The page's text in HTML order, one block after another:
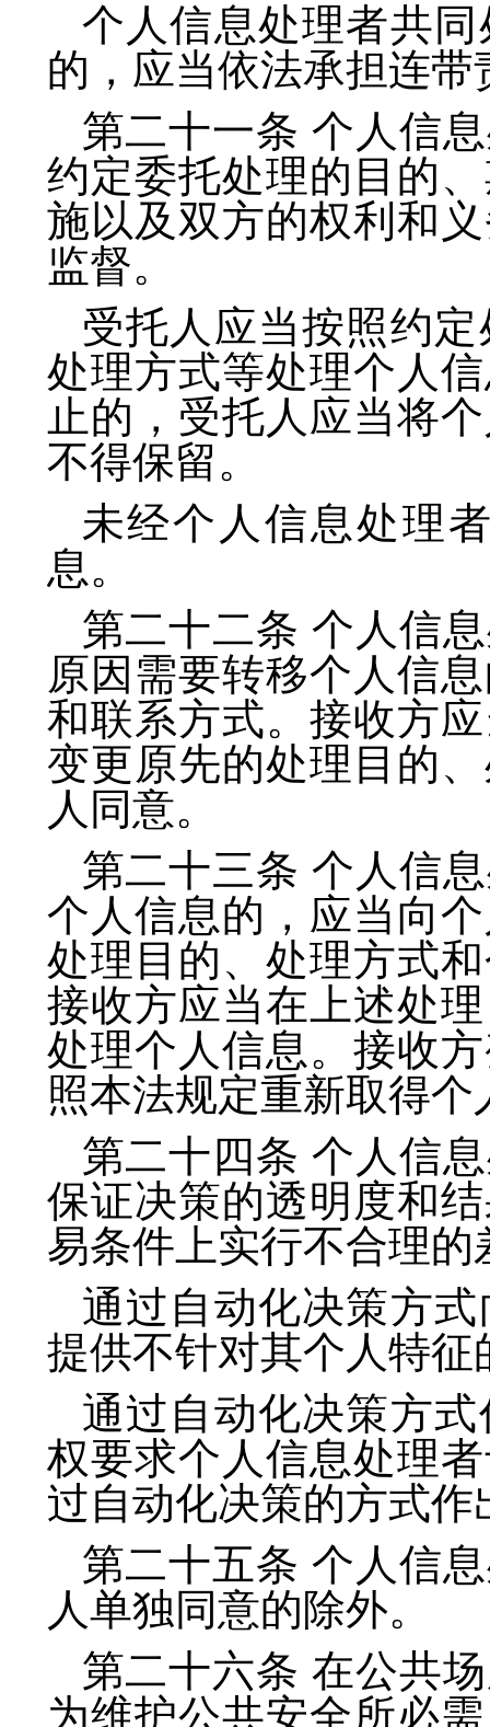
个人信息处理者共
的，应当依法承担连带
第二十一条 个人信
约定委托处理的目的
施以及双方的权利和
监督。
受托人应当按照约
处理方式等处理个人
止的，受托人应当将
不得保留。
未经个人信息处理
息。
第二十二条 个人信
原因需要转移个人信
和联系方式。接收方
变更原先的处理目的
人同意。
第二十三条 个人信
个人信息的，应当向
处理目的、处理方式
接收方应当在上述处
处理个人信息。接收
照本法规定重新取得个
第二十四条 个人信
保证决策的透明度和
易条件上实行不合理的
通过自动化决策方
提供不针对其个人特
通过自动化决策方
权要求个人信息处理
过自动化决策的方式作
第二十五条 个人信
人单独同意的除外。
第二十六条 在公共
为维护公共安全所必